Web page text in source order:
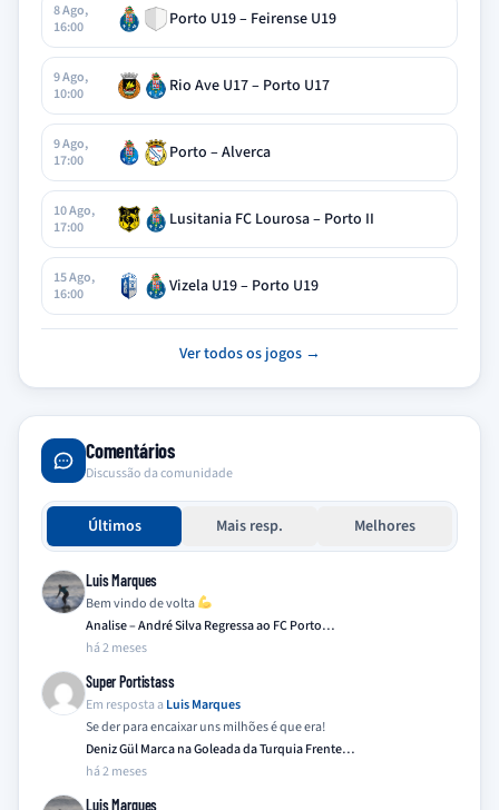
8 Ago,
16:00
Porto U19 – Feirense U19
9 Ago,
10:00
Rio Ave U17 – Porto U17
9 Ago,
17:00
Porto – Alverca
10 Ago,
17:00
Lusitania FC Lourosa – Porto II
15 Ago,
16:00
Vizela U19 – Porto U19
Ver todos os jogos →
Comentários
Discussão da comunidade
Últimos Mais resp. Melhores
Luis Marques
Bem vindo de volta
Analise – André Silva Regressa ao FC Porto…
há 2 meses
Super Portistass
Em resposta a Luis Marques
Se der para encaixar uns milhões é que era!
Deniz Gül Marca na Goleada da Turquia Frente…
há 2 meses
Luis Marques